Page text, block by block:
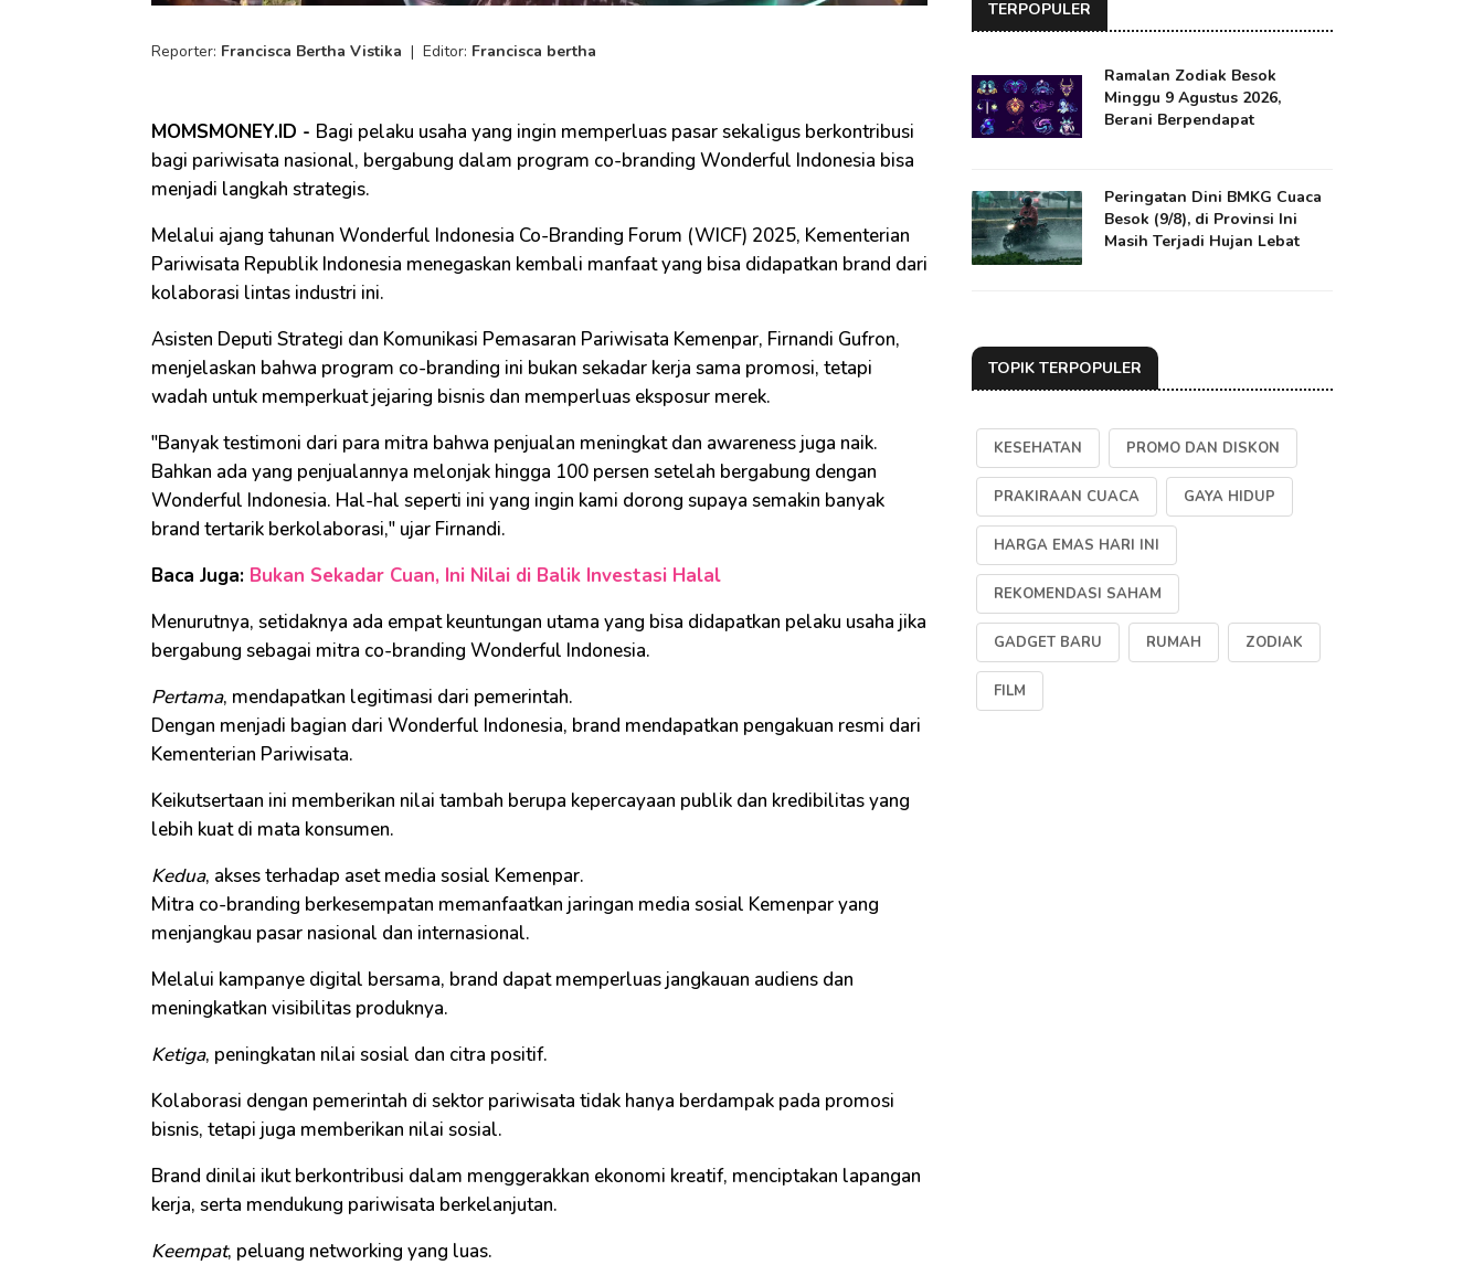
Reporter: Francisca Bertha Vistika | Editor: Francisca bertha
MOMSMONEY.ID - Bagi pelaku usaha yang ingin memperluas pasar sekaligus berkontribusi
bagi pariwisata nasional, bergabung dalam program co-branding Wonderful Indonesia bisa
menjadi langkah strategis.
Melalui ajang tahunan Wonderful Indonesia Co-Branding Forum (WICF) 2025, Kementerian
Pariwisata Republik Indonesia menegaskan kembali manfaat yang bisa didapatkan brand dari
kolaborasi lintas industri ini.
Asisten Deputi Strategi dan Komunikasi Pemasaran Pariwisata Kemenpar, Firnandi Gufron,
menjelaskan bahwa program co-branding ini bukan sekadar kerja sama promosi, tetapi
wadah untuk memperkuat jejaring bisnis dan memperluas eksposur merek.
"Banyak testimoni dari para mitra bahwa penjualan meningkat dan awareness juga naik.
Bahkan ada yang penjualannya melonjak hingga 100 persen setelah bergabung dengan
Wonderful Indonesia. Hal-hal seperti ini yang ingin kami dorong supaya semakin banyak
brand tertarik berkolaborasi," ujar Firnandi.
Baca Juga: Bukan Sekadar Cuan, Ini Nilai di Balik Investasi Halal
Menurutnya, setidaknya ada empat keuntungan utama yang bisa didapatkan pelaku usaha jika
bergabung sebagai mitra co-branding Wonderful Indonesia.
Pertama, mendapatkan legitimasi dari pemerintah.
Dengan menjadi bagian dari Wonderful Indonesia, brand mendapatkan pengakuan resmi dari
Kementerian Pariwisata.
Keikutsertaan ini memberikan nilai tambah berupa kepercayaan publik dan kredibilitas yang
lebih kuat di mata konsumen.
Kedua, akses terhadap aset media sosial Kemenpar.
Mitra co-branding berkesempatan memanfaatkan jaringan media sosial Kemenpar yang
menjangkau pasar nasional dan internasional.
Melalui kampanye digital bersama, brand dapat memperluas jangkauan audiens dan
meningkatkan visibilitas produknya.
Ketiga, peningkatan nilai sosial dan citra positif.
Kolaborasi dengan pemerintah di sektor pariwisata tidak hanya berdampak pada promosi
bisnis, tetapi juga memberikan nilai sosial.
Brand dinilai ikut berkontribusi dalam menggerakkan ekonomi kreatif, menciptakan lapangan
kerja, serta mendukung pariwisata berkelanjutan.
Keempat, peluang networking yang luas.
TERPOPULER
Ramalan Zodiak Besok
Minggu 9 Agustus 2026,
Berani Berpendapat
Peringatan Dini BMKG Cuaca
Besok (9/8), di Provinsi Ini
Masih Terjadi Hujan Lebat
TOPIK TERPOPULER
KESEHATAN PROMO DAN DISKON
PRAKIRAAN CUACA GAYA HIDUP
HARGA EMAS HARI INI
REKOMENDASI SAHAM
GADGET BARU RUMAH ZODIAK
FILM